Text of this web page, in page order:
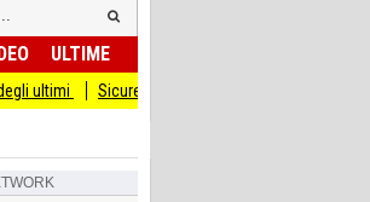
ULTIME
I Giovani Democratici ribattono ai Giovani di